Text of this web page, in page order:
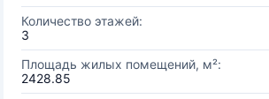
Количество этажей:
3
Площадь жилых помещений, м²:
2428.85